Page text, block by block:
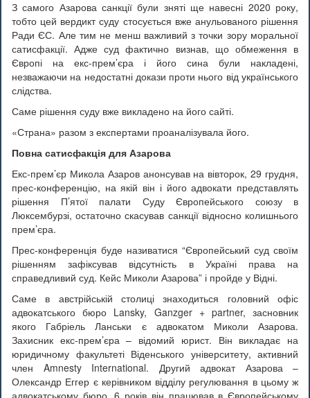
З самого Азарова санкції були зняті ще навесні 2020 року,
тобто цей вердикт суду стосується вже анульованого рішення
Ради ЄС. Але тим не менш важливий з точки зору моральної
сатисфакції. Адже суд фактично визнав, що обмеження в
Європі на екс-прем’єра і його сина були накладені,
незважаючи на недостатні докази проти нього від українського
слідства.
Саме рішення суду вже викладено на його сайті.
«Страна» разом з експертами проаналізувала його.
Повна сатисфакція для Азарова
Екс-прем’єр Микола Азаров анонсував на вівторок, 29 грудня,
прес-конференцію, на якій він і його адвокати представлять
рішення П’ятої палати Суду Європейського союзу в
Люксембурзі, остаточно скасував санкції відносно колишнього
прем’єра.
Прес-конференція буде називатися “Європейський суд своїм
рішенням зафіксував відсутність в Україні права на
справедливий суд. Кейс Миколи Азарова” і пройде у Відні.
Саме в австрійській столиці знаходиться головний офіс
адвокатського бюро Lansky, Ganzger + partner, засновник
якого Габріель Ланськи є адвокатом Миколи Азарова.
Захисник екс-прем’єра – відомий юрист. Він викладає на
юридичному факультеті Віденського університету, активний
член Amnesty International. Другий адвокат Азарова –
Олександр Еггер є керівником відділу регулювання в цьому ж
адвокатському бюро. 6 років він працював в Європейському